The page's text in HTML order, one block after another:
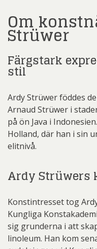
Om
Strüwer
Färgstark
stil
Ardy Strüwer föddes
Arnaud Strüwer i
på ön Java i
Holland, där han i sin
elitnivå.
Ardy Strüwers
Konstintresset tog
Kungliga
sig grunderna i att
linoleum. Han kom